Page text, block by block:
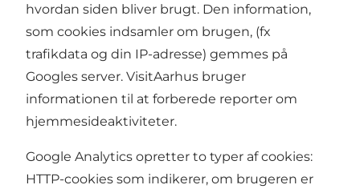
hvordan siden bliver brugt. Den information,
som cookies indsamler om brugen, (fx
trafikdata og din IP-adresse) gemmes på
Googles server. VisitAarhus bruger
informationen til at forberede reporter om
hjemmesideaktiviteter.
Google Analytics opretter to typer af cookies:
HTTP-cookies som indikerer, om brugeren er